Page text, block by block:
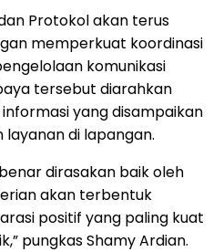
Protokol akan terus
memperkuat koordinasi
komunikasi
tersebut diarahkan
yang disampaikan
di lapangan.
dirasakan baik oleh
akan terbentuk
positif yang paling kuat
pungkas Shamy Ardian.